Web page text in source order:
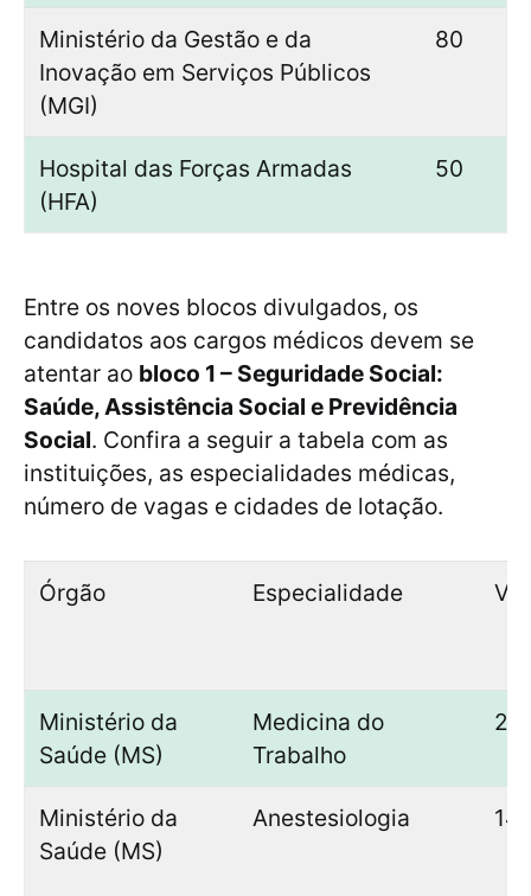
Ministério da Gestão e da
Inovação em Serviços Públicos
(MGI)
80
Hospital das Forças Armadas
(HFA)
50
Entre os noves blocos divulgados, os
candidatos aos cargos médicos devem se
atentar ao bloco 1 – Seguridade Social:
Saúde, Assistência Social e Previdência
Social. Confira a seguir a tabela com as
instituições, as especialidades médicas,
número de vagas e cidades de lotação.
Órgão Especialidade
Ministério da
Saúde (MS)
Medicina do
Trabalho
2
Ministério da
Saúde (MS)
Anestesiologia 14